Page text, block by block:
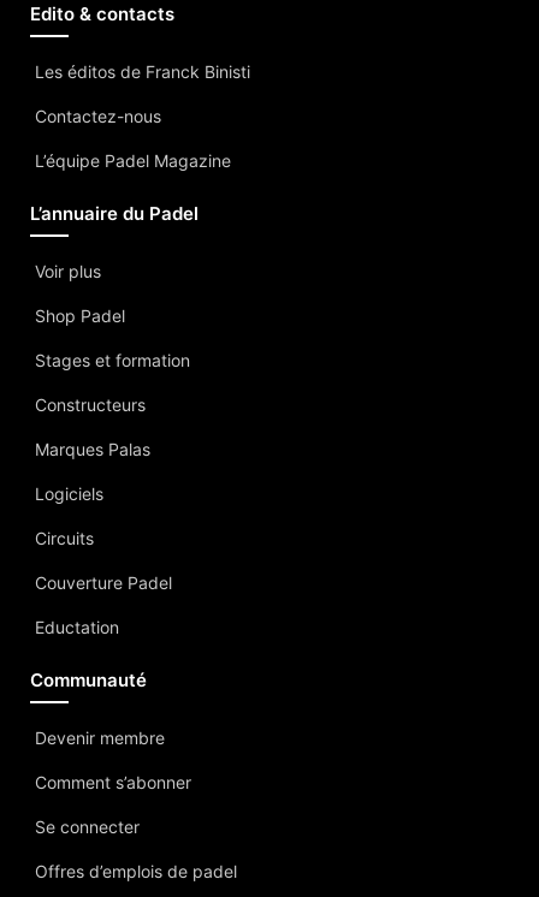
Edito & contacts
Les éditos de Franck Binisti
Contactez-nous
L’équipe Padel Magazine
L’annuaire du Padel
Voir plus
Shop Padel
Stages et formation
Constructeurs
Marques Palas
Logiciels
Circuits
Couverture Padel
Eductation
Communauté
Devenir membre
Comment s’abonner
Se connecter
Offres d’emplois de padel